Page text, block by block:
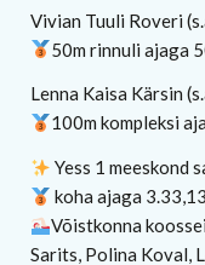
Vivian Tuuli Roveri
50m rinnuli ajaga
Lenna Kaisa Kärsin
100m kompleksi
Yess 1 meeskond
koha ajaga
Võistkonna
Sarits, Polina Koval,